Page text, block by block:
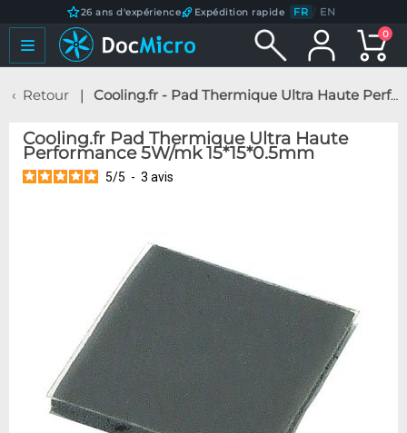
26 ans d'expérience Expédition rapide FR / EN
0
Retour Cooling.fr - Pad Thermique Ultra Haute Performance 5W/mk 15*15*0.5mm
Cooling.fr Pad Thermique Ultra Haute
Performance 5W/mk 15*15*0.5mm
5/5 - 3 avis